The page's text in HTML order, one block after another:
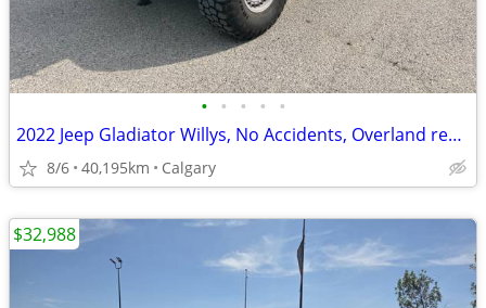
• • • • •
2022 Jeep Gladiator Willys, No Accidents, Overland ready #260608AB
8/6 40,195km Calgary
$32,988